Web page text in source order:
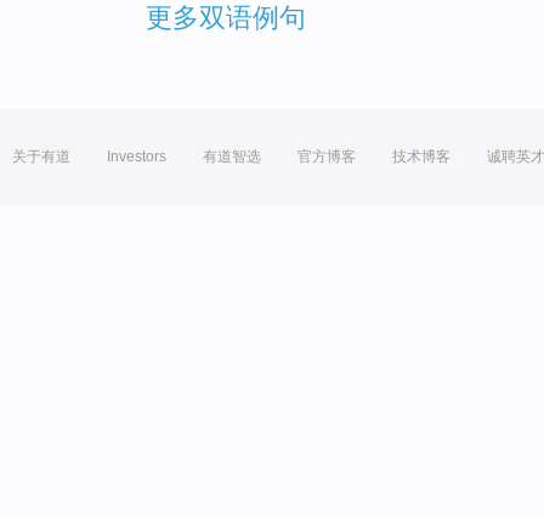
更多双语例句
关于有道 Investors 有道智选 官方博客 技术博客 诚聘英才